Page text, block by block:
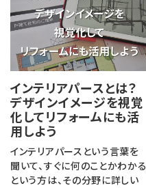
インテリアパースとは？
デザインイメージを視覚
化してリフォームにも活
用しよう
インテリアパースという言葉を
聞いて、すぐに何のことかわかる
という方は、その分野に詳しい